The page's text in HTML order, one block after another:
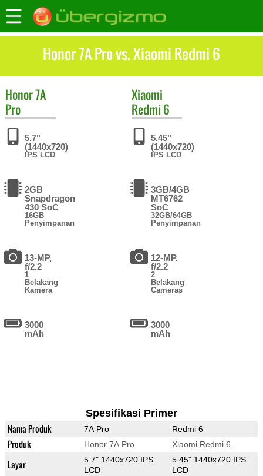
Honor 7A Pro vs. Xiaomi Redmi 6
Honor7A
Pro
5.7"
(1440x720)
IPS LCD
2GB
Snapdragon
430 SoC
16GB
Penyimpanan
13-MP,
f/2.2
1
Belakang
Kamera
3000
mAh
Xiaomi
Redmi 6
5.45"
(1440x720)
IPS LCD
3GB/4GB
MT6762
SoC
32GB/64GB
Penyimpanan
12-MP,
f/2.2
2
Belakang
Cameras
3000
mAh
Spesifikasi Primer
Nama Produk 7A Pro Redmi 6
Produk Honor 7A Pro Xiaomi Redmi 6
Layar
5.7" 1440x720 IPS
LCD
5.45" 1440x720 IPS
LCD